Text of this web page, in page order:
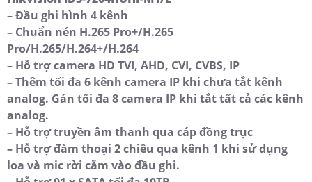
– Đầu ghi hình 4 kênh
– Chuẩn nén H.265 Pro+/H.265
Pro/H.265/H.264+/H.264
– Hỗ trợ camera HD TVI, AHD, CVI, CVBS, IP
– Thêm tối đa 6 kênh camera IP khi chưa tắt kênh
analog. Gán tối đa 8 camera IP khi tắt tất cả các kênh
analog.
– Hỗ trợ truyền âm thanh qua cáp đồng trục
– Hỗ trợ đàm thoại 2 chiều qua kênh 1 khi sử dụng
loa và mic rời cắm vào đầu ghi.